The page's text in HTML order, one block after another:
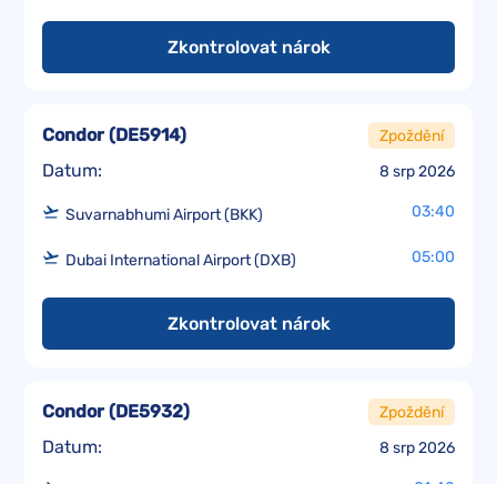
Zkontrolovat nárok
Datum: 8 srp 2026
Condor(DE5914) Zpoždění
Suvarnabhumi Airport (BKK) 03:40
Dubai International Airport (DXB) 05:00
Zkontrolovat nárok
Datum: 8 srp 2026
Condor(DE5932) Zpoždění